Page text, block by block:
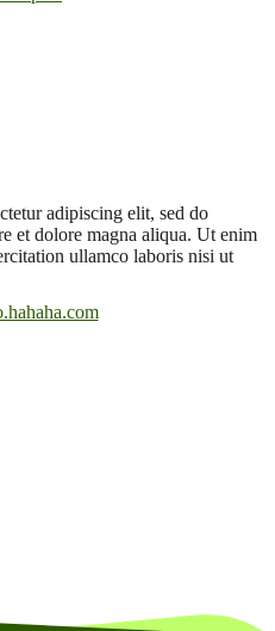
adipiscing elit, sed do
et dolore magna aliqua. Ut enim
ullamco laboris nisi ut